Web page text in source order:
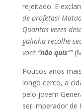
rejeitado. E
de profetas!
Quantas vezes
galinha recolhe
você “não quis””
Poucos anos
longo cerco, a
pelo jovem
ser imperador de